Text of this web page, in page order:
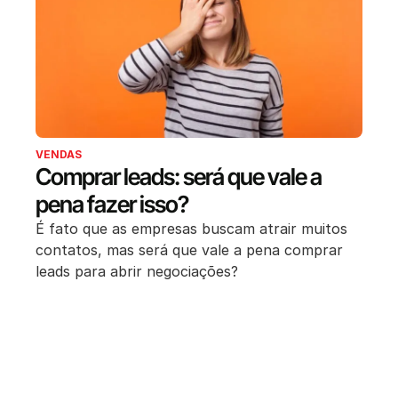
VENDAS
Comprar leads: será que vale a
pena fazer isso?
É fato que as empresas buscam atrair muitos
contatos, mas será que vale a pena comprar
leads para abrir negociações?